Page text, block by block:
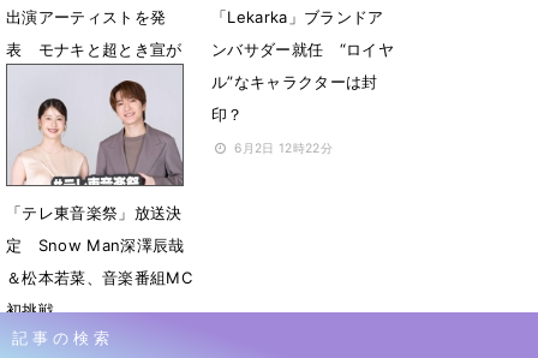
出演アーティストを発
表 モナキと超とき宣が
福岡の意外なスポットか
ら生中継
6月15日 12時00分
「Lekarka」ブランドア
ンバサダー就任 “ロイヤ
ル”なキャラクターは封
印？
6月2日 12時22分
「テレ東音楽祭」放送決
定 Snow Man深澤辰哉
＆松本若菜、音楽番組MC
初挑戦
5月31日 12時02分
記事の検索